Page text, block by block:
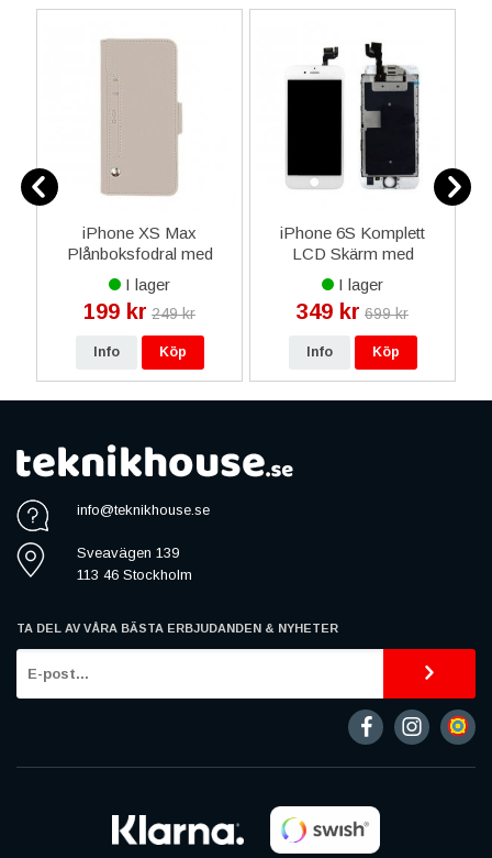
iPhone XS Max
Plånboksfodral med
Extra Kortfack - Grå
I lager
199 kr 249 kr
Info Köp
iPhone 6S Komplett
LCD Skärm med
smådelar - Vit
I lager
349 kr 699 kr
Info Köp
info@teknikhouse.se
Sveavägen 139
113 46 Stockholm
TA DEL AV VÅRA BÄSTA ERBJUDANDEN & NYHETER